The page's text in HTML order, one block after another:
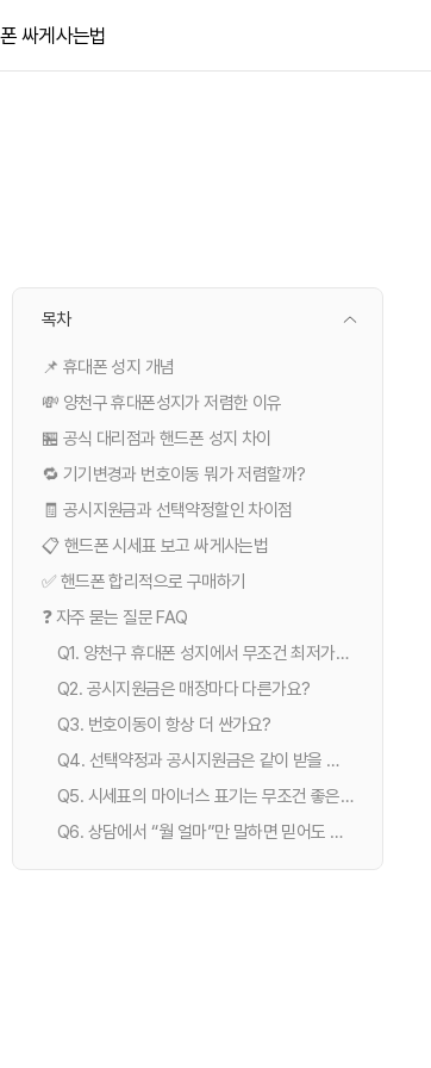
싸게사는법
목차
📌 휴대폰 성지 개념
💸 양천구 휴대폰성지가 저렴한 이유
🏪 공식 대리점과 핸드폰 성지 차이
🔁 기기변경과 번호이동 뭐가 저렴할까?
🧾 공시지원금과 선택약정할인 차이점
📋 핸드폰 시세표 보고 싸게사는법
✅ 핸드폰 합리적으로 구매하기
❓ 자주 묻는 질문 FAQ
Q1. 양천구 휴대폰 성지에서 무조건 최저가가 나오나요?
Q2. 공시지원금은 매장마다 다른가요?
Q3. 번호이동이 항상 더 싼가요?
Q4. 선택약정과 공시지원금은 같이 받을 수 있나요?
Q5. 시세표의 마이너스 표기는 무조건 좋은 건가요?
Q6. 상담에서 “월 얼마”만 말하면 믿어도 되나요?